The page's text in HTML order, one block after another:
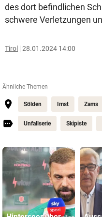
des dort befindlichen
schwere Verletzungen
Tirol 28.01.2024 14:00
Ähnliche Themen
Sölden Imst Zams
Unfallserie Skipiste